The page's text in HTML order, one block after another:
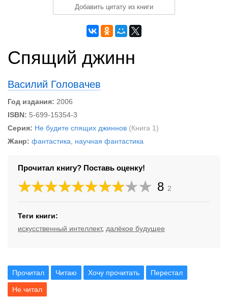
Добавить цитату из книги
Спящий джинн
Василий Головачев
Год издания: 2006
ISBN: 5-699-15354-3
Серия: Не будите спящих джиннов (Книга 1)
Жанр: фантастика научная фантастика
Прочитал книгу? Поставь оценку!
8 2
Теги книги:
искусственный интеллект, далёкое будущее
Прочитал Читаю Хочу прочитать Перестал
Не читал